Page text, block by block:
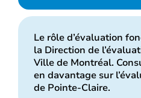
Le rôle d’évaluation
la Direction de
Ville de Montréal.
en davantage sur
de Pointe-Claire.